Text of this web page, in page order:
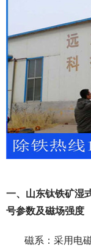
一、山东钛铁矿湿
号参数及磁场强度
磁系：采用电